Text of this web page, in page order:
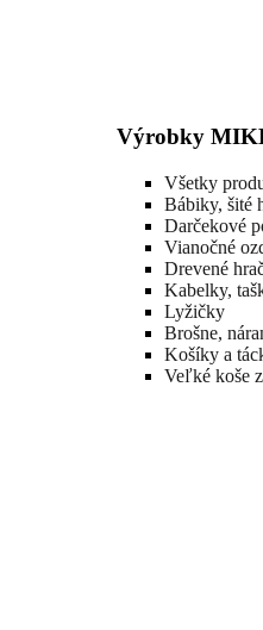
Výrobky
Všetky
Bábiky, šité
Darčekové
Vianočné
Drevené
Kabelky,
Lyžičky
Brošne,
Košíky a
Veľké koše